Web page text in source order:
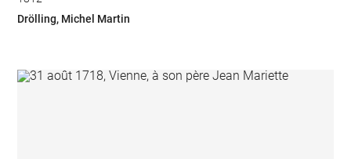
Drölling, Michel Martin